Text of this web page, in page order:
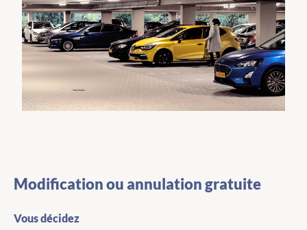
Modification ou annulation gratuite
Vous décidez